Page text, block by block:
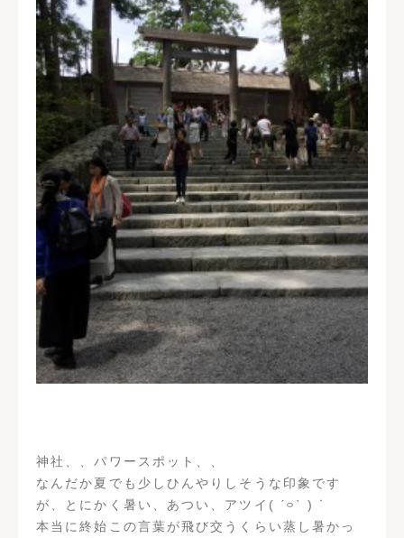
神社、、パワースポット、、
なんだか夏でも少しひんやりしそうな印象です
が、とにかく暑い、あつい、アツイ( ˊ࿁ˋ ) ᐝ
本当に終始この言葉が飛び交うくらい蒸し暑かっ